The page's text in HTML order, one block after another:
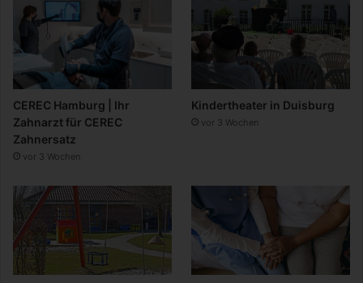
CEREC Hamburg | Ihr
Zahnarzt für CEREC
Zahnersatz
vor 3 Wochen
Kindertheater in Duisburg
vor 3 Wochen